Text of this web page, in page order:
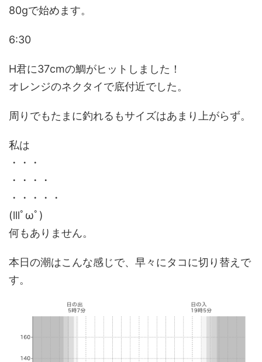
80gで始めます。
6:30
H君に37cmの鯛がヒットしました！
オレンジのネクタイで底付近でした。
周りでもたまに釣れるもサイズはあまり上がらず。
私は
・・・
・・・・
・・・・・
(lllﾟωﾟ)
何もありません。
本日の潮はこんな感じで、早々にタコに切り替えで
す。